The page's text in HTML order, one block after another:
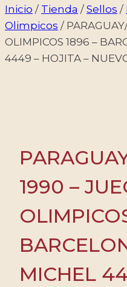
Inicio / Tienda / Sellos /
Olimpicos /
OLIMPICOS 1896 –
4449 – HOJITA –
1990 –
MICHEL